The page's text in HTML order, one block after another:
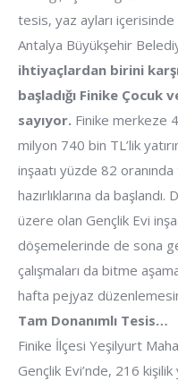
tesis, yaz ayları
Antalya Büyükşehir
ihtiyaçlardan birini
başladığı Finike Çocuk
sayıyor. Finike merkeze
milyon 740 bin TL’lik
inşaatı yüzde 82
hazırlıklarına da
üzere olan Gençlik Evi
döşemelerinde de sona
çalışmaları da bitme
hafta pejyaz
Tam Donanımlı Tesis…
Finike İlçesi Yeşilyurt
Gençlik Evi’nde, 216